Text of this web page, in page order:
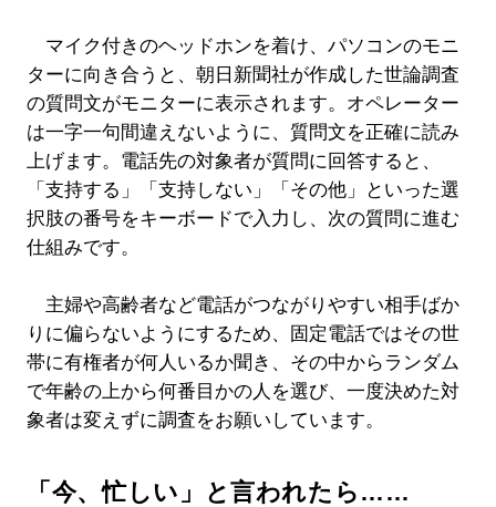
マイク付きのヘッドホンを着け、パソコンのモニ
ターに向き合うと、朝日新聞社が作成した世論調査
の質問文がモニターに表示されます。オペレーター
は一字一句間違えないように、質問文を正確に読み
上げます。電話先の対象者が質問に回答すると、
「支持する」「支持しない」「その他」といった選
択肢の番号をキーボードで入力し、次の質問に進む
仕組みです。
主婦や高齢者など電話がつながりやすい相手ばか
りに偏らないようにするため、固定電話ではその世
帯に有権者が何人いるか聞き、その中からランダム
で年齢の上から何番目かの人を選び、一度決めた対
象者は変えずに調査をお願いしています。
「今、忙しい」と言われたら……